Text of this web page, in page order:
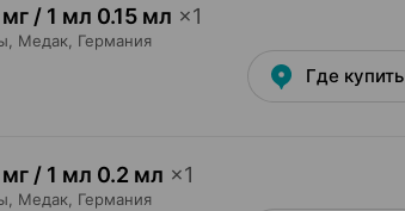
/ 1 мл 0.15 мл ×1
Медак , Германия
Где купить
/ 1 мл 0.2 мл ×1
Медак , Германия